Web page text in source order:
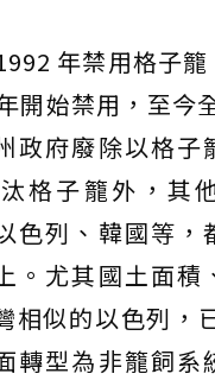
年禁用格子
開始禁用，至今
政府廢除以格子
格子籠外，其
色列、韓國等，
。尤其國土面積
相似的以色列，
轉型為非籠飼系